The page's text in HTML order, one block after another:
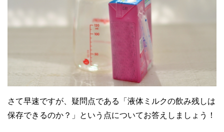
さて早速ですが、疑問点である「液体ミルクの飲み残しは
保存できるのか？」という点についてお答えしましょう！